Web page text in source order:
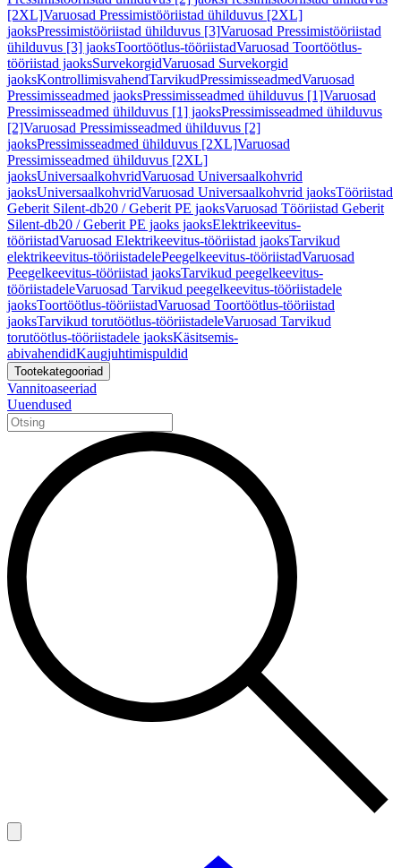
[2XL]Varuosad Pressimistööriistad ühilduvus [2XL]
jaoksPressimistööriistad ühilduvus [3]Varuosad Pressimistööriistad
ühilduvus [3] jaoksToortöötlus-tööriistadVaruosad Toortöötlus-
tööriistad jaoksSurvekorgidVaruosad Survekorgid
jaoksKontrollimisvahendTarvikudPressimisseadmedVaruosad
Pressimisseadmed jaoksPressimisseadmed ühilduvus [1]Varuosad
Pressimisseadmed ühilduvus [1] jaoksPressimisseadmed ühilduvus
[2]Varuosad Pressimisseadmed ühilduvus [2]
jaoksPressimisseadmed ühilduvus [2XL]Varuosad
Pressimisseadmed ühilduvus [2XL]
jaoksUniversaalkohvridVaruosad Universaalkohvrid
jaoksUniversaalkohvridVaruosad Universaalkohvrid jaoksTööriistad
Geberit Silent-db20 / Geberit PE jaoksVaruosad Tööriistad Geberit
Silent-db20 / Geberit PE jaoks jaoksElektrikeevitus-
tööriistadVaruosad Elektrikeevitus-tööriistad jaoksTarvikud
elektrikeevitus-tööriistadelePeegelkeevitus-tööriistadVaruosad
Peegelkeevitus-tööriistad jaoksTarvikud peegelkeevitus-
tööriistadeleVaruosad Tarvikud peegelkeevitus-tööriistadele
jaoksToortöötlus-tööriistadVaruosad Toortöötlus-tööriistad
jaoksTarvikud torutöötlus-tööriistadeleVaruosad Tarvikud
torutöötlus-tööriistadele jaoksKäsitsemis-
abivahendidKaugjuhtimispuldid
Tootekategooriad
Vannitoaseeriad
Uuendused